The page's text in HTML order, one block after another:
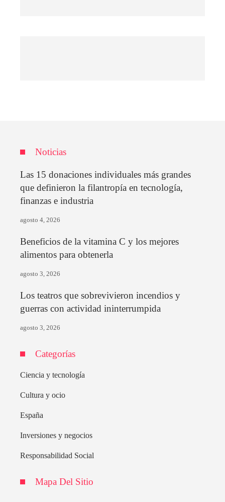
Noticias
Las 15 donaciones individuales más grandes
que definieron la filantropía en tecnología,
finanzas e industria
agosto 4, 2026
Beneficios de la vitamina C y los mejores
alimentos para obtenerla
agosto 3, 2026
Los teatros que sobrevivieron incendios y
guerras con actividad ininterrumpida
agosto 3, 2026
Categorías
Ciencia y tecnología
Cultura y ocio
España
Inversiones y negocios
Responsabilidad Social
Mapa Del Sitio